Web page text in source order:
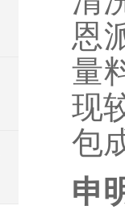
恩
量
现
包
申